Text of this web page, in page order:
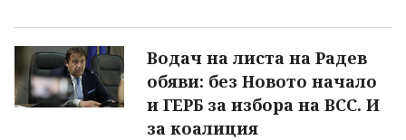
Водач на листа на Радев
обяви: без Новото начало
и ГЕРБ за избора на ВСС. И
за коалиция